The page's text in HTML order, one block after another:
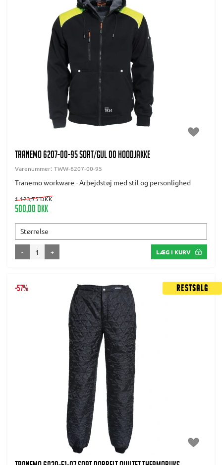
TRANEMO 6207-00-95 SORT/GUL 00 HOODJAKKE
Varenummer: TWW-6207-00-95
Tranemo workware - Arbejdstøj med stil og personlighed
1.123,75 DKK
500,00 DKK
Størrelse
- + LÆG I KURV
Restsalg
-57%